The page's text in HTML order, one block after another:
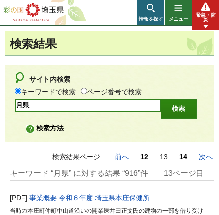
彩の国 埼玉県
情報を探す メニュー
緊急・防
災
検索結果
サイト内検索
キーワードで検索
ページ番号で検索
検索方法
検索結果ページ 前へ 12 13 14 次へ
キーワード “月県” に対する結果 “916”件 13ページ目
[PDF] 事業概要 令和６年度 埼玉県本庄保健所
当時の本庄町仲町中山道沿いの開業医井田正文氏の建物の一部を借り受け